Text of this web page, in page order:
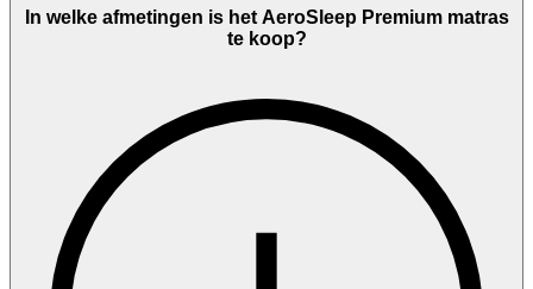
In welke afmetingen is het AeroSleep Premium matras
te koop?